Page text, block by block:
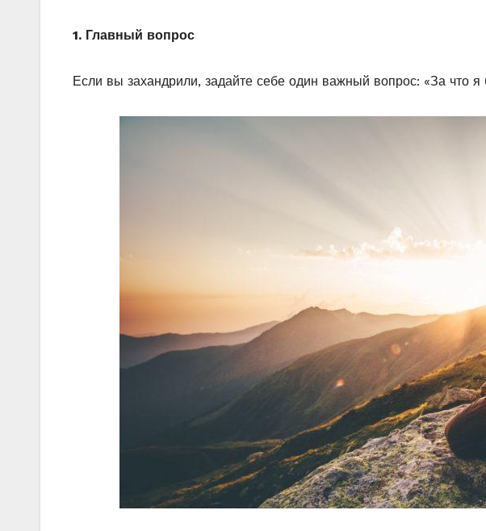
1. Главный вопрос
Если вы захандрили, задайте себе один важный вопрос: «За что я